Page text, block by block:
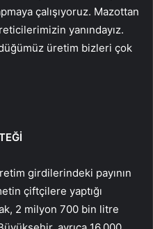
çalışıyoruz. Mazottan
yanındayız.
üretim bizleri çok
girdilerindeki payının
çiftçilere yaptığı
2 milyon 700 bin litre